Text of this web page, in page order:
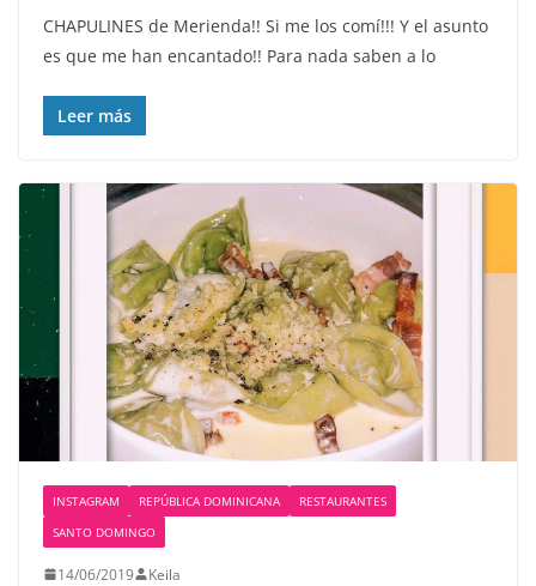
CHAPULINES de Merienda!! Si me los comí!!! Y el asunto
es que me han encantado!! Para nada saben a lo
Leer más
INSTAGRAM REPÚBLICA DOMINICANA
RESTAURANTES
SANTO DOMINGO
14/06/2019 Keila